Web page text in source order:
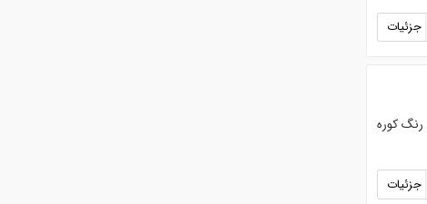
جزئیات
پرورش قارچ. جنس دیگ استیل 316 حرارتی . رنگ کوره
جزئیات